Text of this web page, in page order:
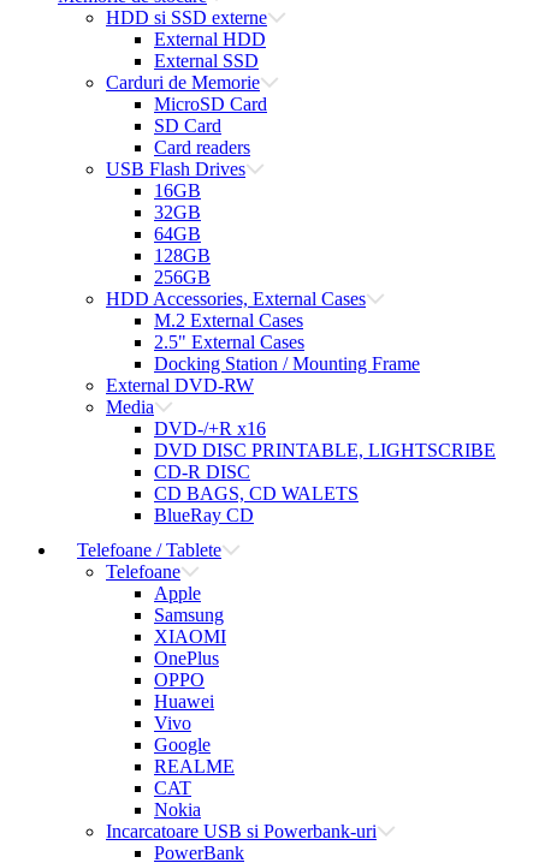
HDD si SSD externe
External HDD
External SSD
Carduri de Memorie
MicroSD Card
SD Card
Card readers
USB Flash Drives
16GB
32GB
64GB
128GB
256GB
HDD Accessories, External Cases
M.2 External Cases
2.5" External Cases
Docking Station / Mounting Frame
External DVD-RW
Media
DVD-/+R x16
DVD DISC PRINTABLE, LIGHTSCRIBE
CD-R DISC
CD BAGS, CD WALETS
BlueRay CD
Telefoane / Tablete
Telefoane
Apple
Samsung
XIAOMI
OnePlus
OPPO
Huawei
Vivo
Google
REALME
CAT
Nokia
Incarcatoare USB si Powerbank-uri
PowerBank